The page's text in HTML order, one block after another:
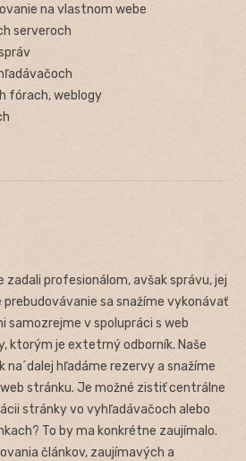
na vlastnom webe
serveroch
fórach, weblogy
profesionálom, avšak správu, jej
sa snažíme vykonávať
v spolupráci s web
ktorým je extetrný odborník. Naše
na´dalej hľadáme rezervy a snažíme
stránku. Je možné zistiť centrálne
stránky vo vyhľadávačoch alebo
To by ma konkrétne zaujímalo.
článkov, zaujímavých a